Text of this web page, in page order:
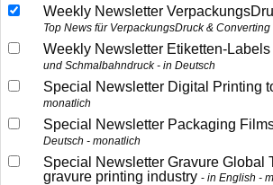
Weekly Newsletter
Top News für VerpackungsDruck & Converting
Weekly Newsletter Etiketten-Labels
und Schmalbahndruck - in Deutsch
Special Newsletter Digital Printing
monatlich
Special Newsletter Packaging
Deutsch - monatlich
Special Newsletter Gravure Global
gravure printing industry
in English -